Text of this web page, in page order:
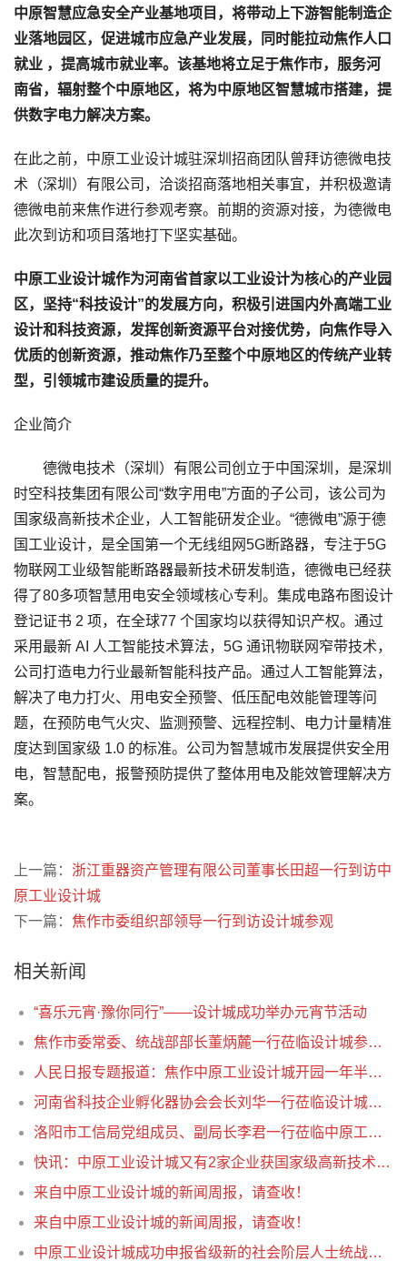
中原智慧应急安全产业基地项目，将带动上下游智能制造企
业落地园区，促进城市应急产业发展，同时能拉动焦作人口
就业 ，提高城市就业率。该基地将立足于焦作市，服务河
南省，辐射整个中原地区，将为中原地区智慧城市搭建，提
供数字电力解决方案。
在此之前，中原工业设计城驻深圳招商团队曾拜访德微电技
术（深圳）有限公司，洽谈招商落地相关事宜，并积极邀请
德微电前来焦作进行参观考察。前期的资源对接，为德微电
此次到访和项目落地打下坚实基础。
中原工业设计城作为河南省首家以工业设计为核心的产业园
区，坚持“科技设计”的发展方向，积极引进国内外高端工业
设计和科技资源，发挥创新资源平台对接优势，向焦作导入
优质的创新资源，推动焦作乃至整个中原地区的传统产业转
型，引领城市建设质量的提升。
企业简介
德微电技术（深圳）有限公司创立于中国深圳，是深圳
时空科技集团有限公司“数字用电”方面的子公司，该公司为
国家级高新技术企业，人工智能研发企业。“德微电”源于德
国工业设计，是全国第一个无线组网5G断路器，专注于5G
物联网工业级智能断路器最新技术研发制造，德微电已经获
得了80多项智慧用电安全领域核心专利。集成电路布图设计
登记证书 2 项，在全球77 个国家均以获得知识产权。通过
采用最新 AI 人工智能技术算法，5G 通讯物联网窄带技术，
公司打造电力行业最新智能科技产品。通过人工智能算法，
解决了电力打火、用电安全预警、低压配电效能管理等问
题，在预防电气火灾、监测预警、远程控制、电力计量精准
度达到国家级 1.0 的标准。公司为智慧城市发展提供安全用
电，智慧配电，报警预防提供了整体用电及能效管理解决方
案。
上一篇： 浙江重器资产管理有限公司董事长田超一行到访中
原工业设计城
下一篇： 焦作市委组织部领导一行到访设计城参观
相关新闻
“喜乐元宵·豫你同行”——设计城成功举办元宵节活动
焦作市委常委、统战部部长董炳麓一行莅临设计城参观调研
人民日报专题报道：焦作中原工业设计城开园一年半，拉动内需40亿元—— “设计”创新赋能内循环
河南省科技企业孵化器协会会长刘华一行莅临设计城参观调研
洛阳市工信局党组成员、副局长李君一行莅临中原工业设计城参观考察
快讯：中原工业设计城又有2家企业获国家级高新技术企业认定！
来自中原工业设计城的新闻周报，请查收！
来自中原工业设计城的新闻周报，请查收！
中原工业设计城成功申报省级新的社会阶层人士统战工作实践创新基地